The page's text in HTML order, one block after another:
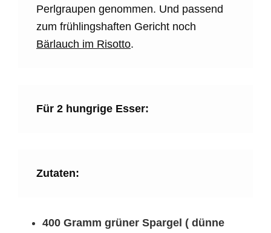
Perlgraupen genommen. Und passend
zum frühlingshaften Gericht noch
Bärlauch im Risotto.
Für 2 hungrige Esser:
Zutaten:
400 Gramm grüner Spargel ( dünne